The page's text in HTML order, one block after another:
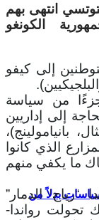
بدلاً من
انتهى بهم
الكونغو
إلى كيفو
من سياسة
إلى إداريين
بانيامولينج)،
الذي كانوا
ما يكفي منهم
“رياح الدمار”
تحولت رواندا-